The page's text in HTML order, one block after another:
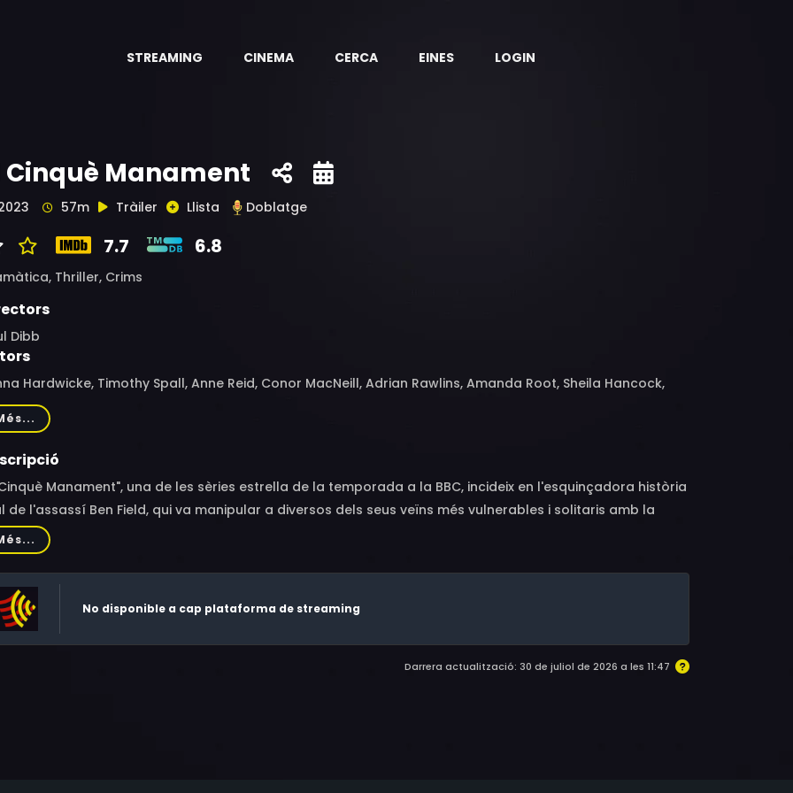
STREAMING CINEMA CERCA EINES LOGIN
Cinquè Manament
57m Tràiler Llista Doblatge
7.7 6.8
Thriller, Crims
Dibb
Hardwicke, Timothy Spall, Anne Reid, Conor MacNeill, Adrian Rawlins, Amanda Root, Sheila Hancock,
Scholey, Ben Bailey Smith, Anna Crilly, Jon Bard, Éanna Hardwicke, Jonathan Aris, Peter Sullivan
Manament", una de les sèries estrella de la temporada a la BBC, incideix en l'esquinçadora història
de l'assassí Ben Field, qui va manipular a diversos dels seus veïns més vulnerables i solitaris amb la
d'acabar assassinant-los i obtenir les seves herències. Amb tan sols quatre episodis, aquest
drama compta amb, entre d'altres, la descomunal interpretació de la llegenda britànica Timothy
és la història de la mort de Peter Farquhar, un experimentat i inspirador professor, i d'Ann
Martin, la seva veïna profundament religiosa, al poble de Maids Moreton, Buckinghamshire, i els
esdeveniments que es van desenvolupar en els anys següents.
No disponible a cap plataforma de streaming
Darrera actualització: 30 de juliol de 2026 a les 11:47